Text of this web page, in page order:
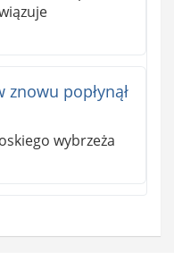
znowu popłynął
wybrzeża